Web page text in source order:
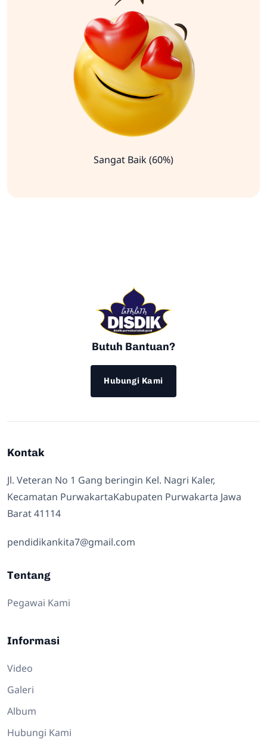
Sangat Baik (60%)
Butuh Bantuan?
Hubungi Kami
Kontak
Jl. Veteran No 1 Gang beringin Kel. Nagri Kaler,
Kecamatan PurwakartaKabupaten Purwakarta Jawa
Barat 41114
pendidikankita7@gmail.com
Tentang
Pegawai Kami
Informasi
Video
Galeri
Album
Hubungi Kami